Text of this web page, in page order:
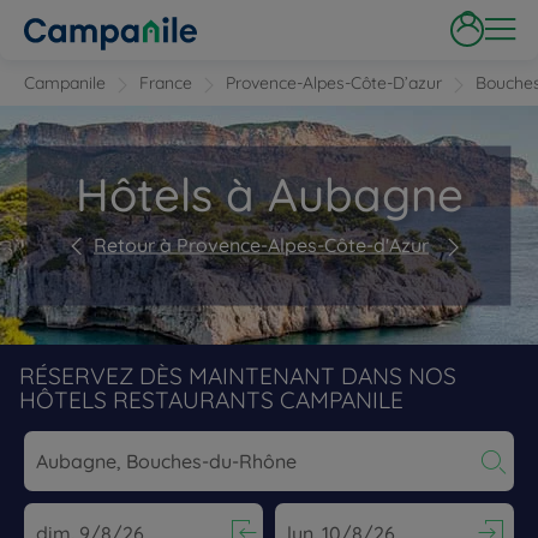
Campanile France Provence-Alpes-Côte-D’azur
Hôtels à Aubagne
Retour à Provence-Alpes-Côte-d'Azur
RÉSERVEZ DÈS MAINTENANT DANS NOS
HÔTELS RESTAURANTS CAMPANILE